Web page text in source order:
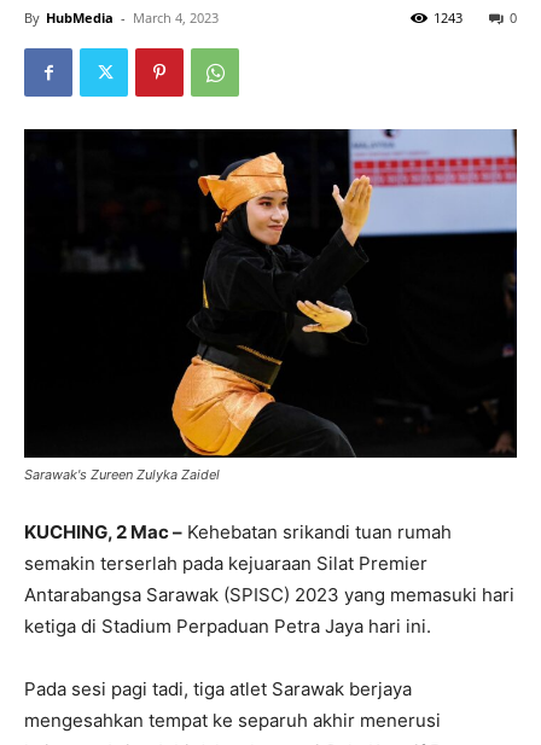
By HubMedia - March 4, 2023 0
1243
Sarawak's Zureen Zulyka Zaidel
KUCHING, 2 Mac – Kehebatan srikandi tuan rumah
semakin terserlah pada kejuaraan Silat Premier
Antarabangsa Sarawak (SPISC) 2023 yang memasuki hari
ketiga di Stadium Perpaduan Petra Jaya hari ini.
Pada sesi pagi tadi, tiga atlet Sarawak berjaya
mengesahkan tempat ke separuh akhir menerusi